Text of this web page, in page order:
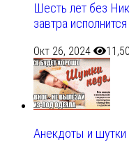
Шесть лет без
завтра
Окт 26, 2024
Анекдоты и